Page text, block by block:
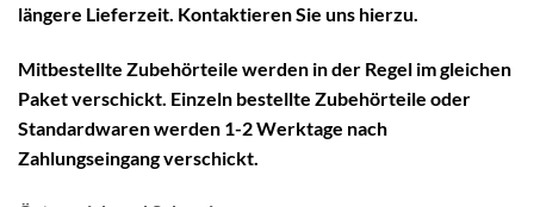
längere Lieferzeit. Kontaktieren Sie uns hierzu.
Mitbestellte Zubehörteile werden in der Regel im gleichen
Paket verschickt. Einzeln bestellte Zubehörteile oder
Standardwaren werden 1-2 Werktage nach
Zahlungseingang verschickt.